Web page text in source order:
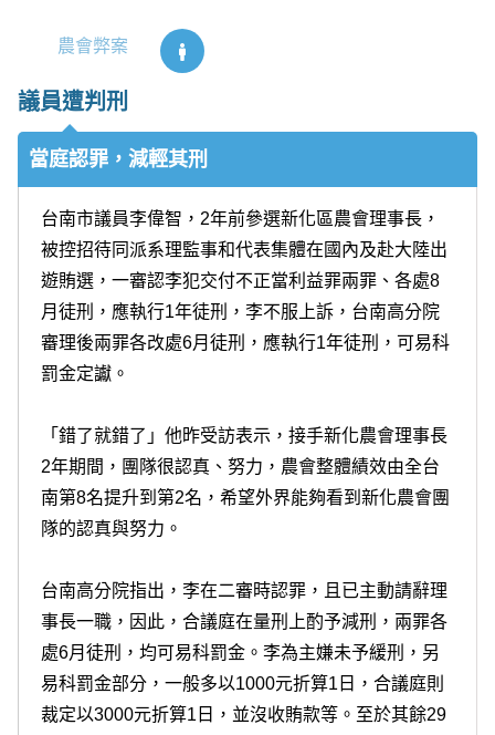
農會弊案
議員遭判刑
當庭認罪，減輕其刑
台南市議員李偉智，2年前參選新化區農會理事長，
被控招待同派系理監事和代表集體在國內及赴大陸出
遊賄選，一審認李犯交付不正當利益罪兩罪、各處8
月徒刑，應執行1年徒刑，李不服上訴，台南高分院
審理後兩罪各改處6月徒刑，應執行1年徒刑，可易科
罰金定讞。
「錯了就錯了」他昨受訪表示，接手新化農會理事長
2年期間，團隊很認真、努力，農會整體績效由全台
南第8名提升到第2名，希望外界能夠看到新化農會團
隊的認真與努力。
台南高分院指出，李在二審時認罪，且已主動請辭理
事長一職，因此，合議庭在量刑上酌予減刑，兩罪各
處6月徒刑，均可易科罰金。李為主嫌未予緩刑，另
易科罰金部分，一般多以1000元折算1日，合議庭則
裁定以3000元折算1日，並沒收賄款等。至於其餘29